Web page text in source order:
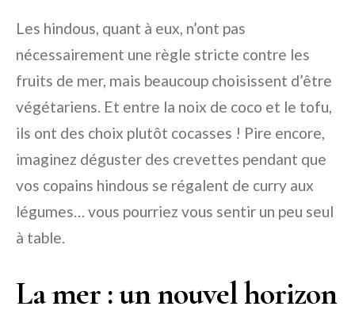
Les hindous, quant à eux, n’ont pas
nécessairement une règle stricte contre les
fruits de mer, mais beaucoup choisissent d’être
végétariens. Et entre la noix de coco et le tofu,
ils ont des choix plutôt cocasses ! Pire encore,
imaginez déguster des crevettes pendant que
vos copains hindous se régalent de curry aux
légumes… vous pourriez vous sentir un peu seul
à table.
La mer : un nouvel horizon